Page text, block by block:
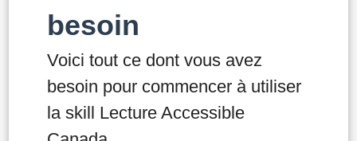
besoin
Voici tout ce dont vous avez
besoin pour commencer à utiliser
la skill Lecture Accessible